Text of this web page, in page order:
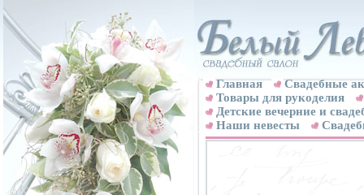
Главная
Свадебные
Товары для рукоделия
Детские вечерние и
Наши невесты